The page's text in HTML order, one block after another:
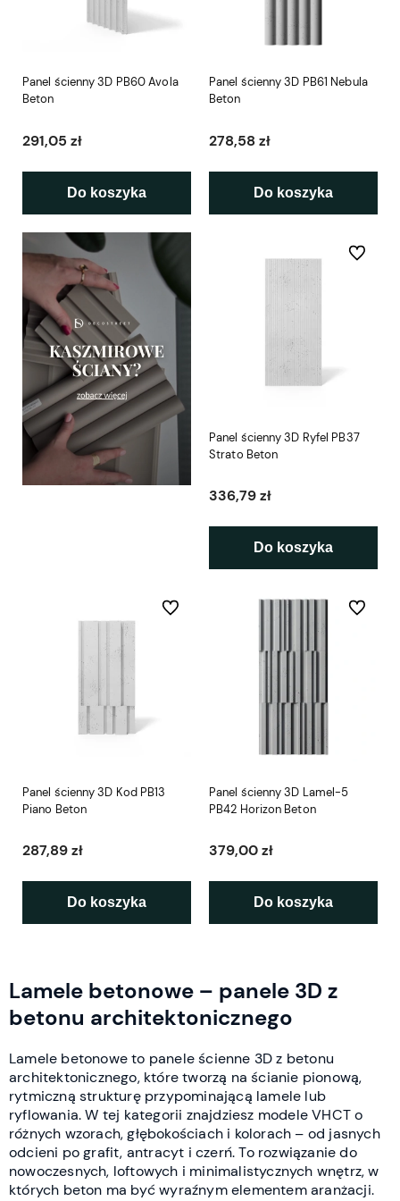
Panel ścienny 3D PB60 Avola
Beton
291,05 zł
Do koszyka
Panel ścienny 3D PB61 Nebula
Beton
278,58 zł
Do koszyka
Panel ścienny 3D Ryfel PB37
Strato Beton
336,79 zł
Do koszyka
Do
Panel ścienny 3D Kod PB13
Piano Beton
287,89 zł
Do koszyka
Do ulubionych
Panel ścienny 3D Lamel-5
PB42 Horizon Beton
379,00 zł
Do koszyka
Do
Lamele betonowe – panele 3D z
betonu architektonicznego
Lamele betonowe to panele ścienne 3D z betonu
architektonicznego, które tworzą na ścianie pionową,
rytmiczną strukturę przypominającą lamele lub
ryflowania. W tej kategorii znajdziesz modele VHCT o
różnych wzorach, głębokościach i kolorach – od jasnych
odcieni po grafit, antracyt i czerń. To rozwiązanie do
nowoczesnych, loftowych i minimalistycznych wnętrz, w
których beton ma być wyraźnym elementem aranżacji.